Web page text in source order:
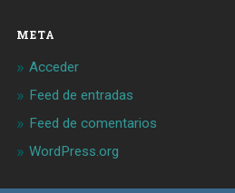
META
Acceder
Feed de entradas
Feed de comentarios
WordPress.org